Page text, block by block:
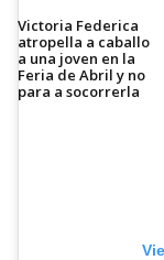
Victoria Federica
atropella a caballo
a una joven en la
Feria de Abril y no
para a socorrerla